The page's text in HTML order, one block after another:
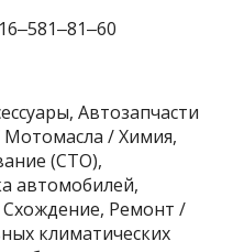
Автозапчасти
/ Химия,
(СТО),
автомобилей,
Ремонт /
климатических